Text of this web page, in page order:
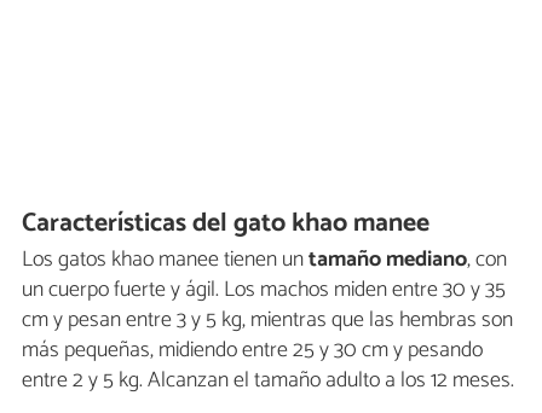
Características del gato khao manee
Los gatos khao manee tienen untamaño mediano, con
un cuerpo fuerte y ágil. Los machos miden entre 30 y 35
cm y pesan entre 3 y 5 kg, mientras que las hembras son
más pequeñas, midiendo entre 25 y 30 cm y pesando
entre 2 y 5 kg. Alcanzan el tamaño adulto a los 12 meses.